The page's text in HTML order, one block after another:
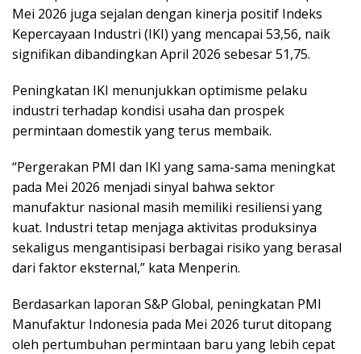
Mei 2026 juga sejalan dengan kinerja positif Indeks
Kepercayaan Industri (IKI) yang mencapai 53,56, naik
signifikan dibandingkan April 2026 sebesar 51,75.
Peningkatan IKI menunjukkan optimisme pelaku
industri terhadap kondisi usaha dan prospek
permintaan domestik yang terus membaik.
“Pergerakan PMI dan IKI yang sama-sama meningkat
pada Mei 2026 menjadi sinyal bahwa sektor
manufaktur nasional masih memiliki resiliensi yang
kuat. Industri tetap menjaga aktivitas produksinya
sekaligus mengantisipasi berbagai risiko yang berasal
dari faktor eksternal,” kata Menperin.
Berdasarkan laporan S&P Global, peningkatan PMI
Manufaktur Indonesia pada Mei 2026 turut ditopang
oleh pertumbuhan permintaan baru yang lebih cepat